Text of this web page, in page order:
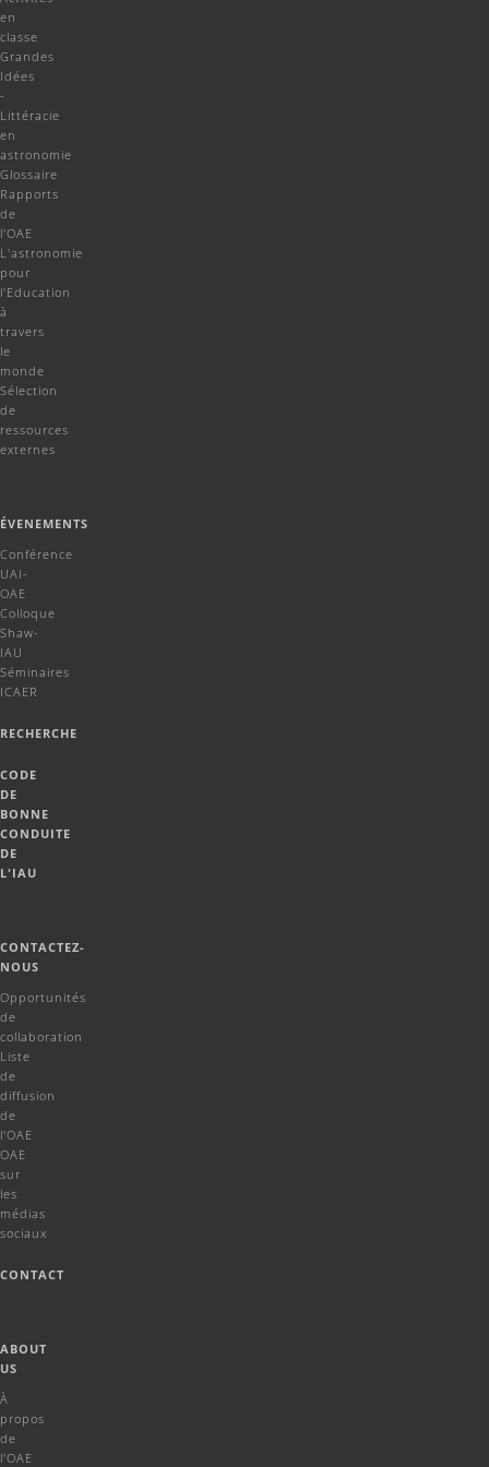
en
classe
Grandes
Idées
-
Littéracie
en
astronomie
Glossaire
Rapports
de
l'OAE
L'astronomie
pour
l'Education
à
travers
le
monde
Sélection
de
ressources
externes
ÉVENEMENTS
Conférence
UAI-
OAE
Colloque
Shaw-
IAU
Séminaires
ICAER
RECHERCHE
CODE
DE
BONNE
CONDUITE
DE
L'IAU
CONTACTEZ-
NOUS
Opportunités
de
collaboration
Liste
de
diffusion
de
l'OAE
OAE
sur
les
médias
sociaux
CONTACT
ABOUT
US
À
propos
de
l'OAE